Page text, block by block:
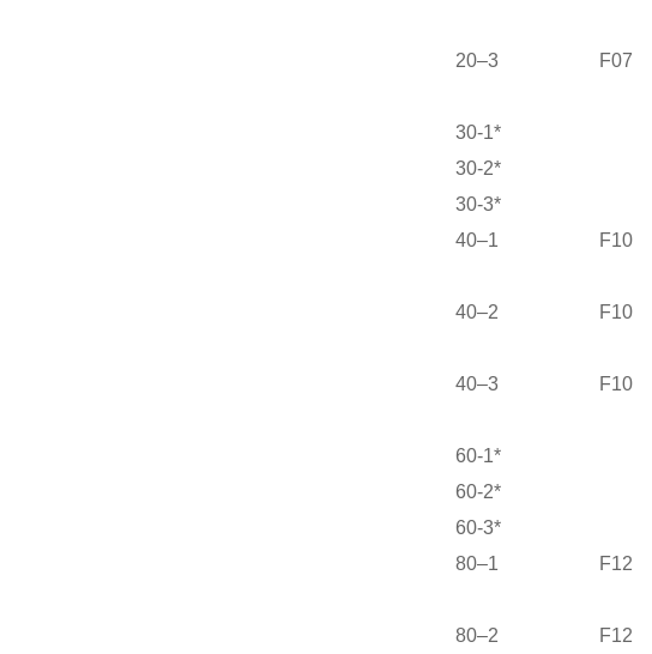
20–3 F07
30-1*
30-2*
30-3*
40–1
F10
40–2 F10
40–3
F10
60-1*
60-2*
60-3*
80–1
F12
80–2
F12